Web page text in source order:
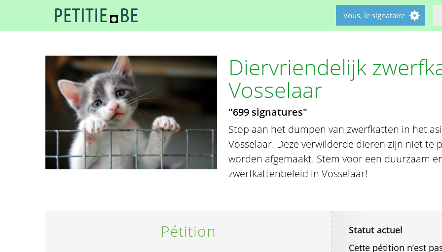
Vous, le signataire
Diervriendelijk
Vosselaar
"699 signatures"
Stop aan het dumpen van zwerfkatten in het
Vosselaar. Deze verwilderde dieren zijn niet te
worden afgemaakt. Stem voor een duurzaam
zwerfkattenbeleid in Vosselaar!
Pétition
Statut actuel
Cette pétition n’est